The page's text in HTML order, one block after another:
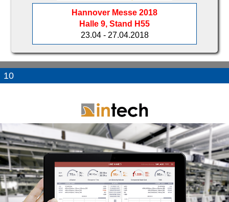
Hannover Messe 2018
Halle 9, Stand H55
23.04 - 27.04.2018
10